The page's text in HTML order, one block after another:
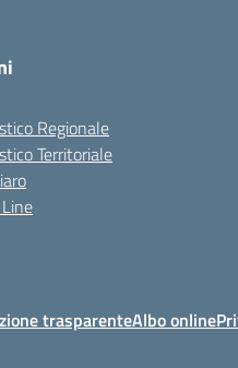
Regionale
Territoriale
trasparenteAlbo online